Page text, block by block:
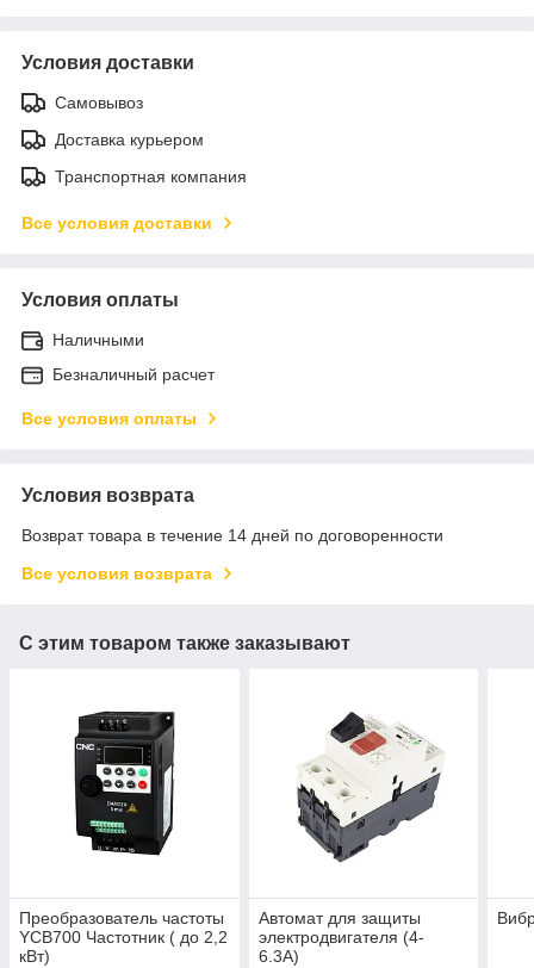
Условия доставки
Самовывоз
Доставка курьером
Транспортная компания
Все условия доставки
Условия оплаты
Наличными
Безналичный расчет
Все условия оплаты
Условия возврата
Возврат товара в течение 14 дней по договоренности
Все условия возврата
С этим товаром также заказывают
Преобразователь частоты
YCB700 Частотник ( до 2,2
кВт)
Автомат для защиты
электродвигателя (4-
6.3A)